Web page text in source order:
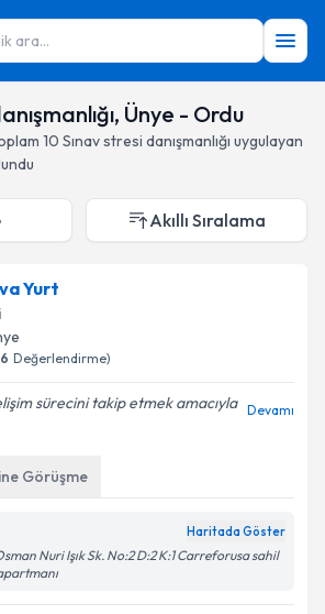
ara...
Ünye - Ordu
10 Sınav stresi danışmanlığı uygulayan
Akıllı Sıralama
Yurt
Değerlendirme)
sürecini takip etmek amacıyla Devamı
Görüşme
Haritada Göster
Nuri Işık Sk. No:2 D:2 K:1 Carreforusa sahil